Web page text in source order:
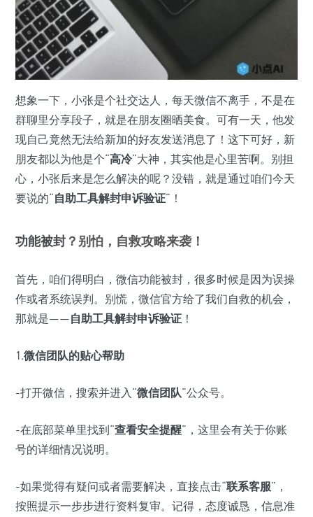
想象一下，小张是个社交达人，每天微信不离手，不是在
群聊里分享段子，就是在朋友圈晒美食。可有一天，他发
现自己竟然无法给新加的好友发送消息了！这下可好，新
朋友都以为他是个“高冷”大神，其实他是心里苦啊。别担
心，小张后来是怎么解决的呢？没错，就是通过咱们今天
要说的“自助工具解封申诉验证”！
功能被封 ？别怕，自救攻略来袭！
首先，咱们得明白，微信功能被封，很多时候是因为误操
作或者系统误判。别慌，微信官方给了我们自救的机会，
那就是——自助工具解封申诉验证 ！
1.微信团队的贴心帮助
-打开微信，搜索并进入“微信团队”公众号。
-在底部菜单里找到“查看安全提醒”，这里会有关于你账
号的详细情况说明。
-如果觉得有疑问或者需要解决，直接点击“联系客服”，
按照提示一步步进行资料复审。记得，态度诚恳，信息准